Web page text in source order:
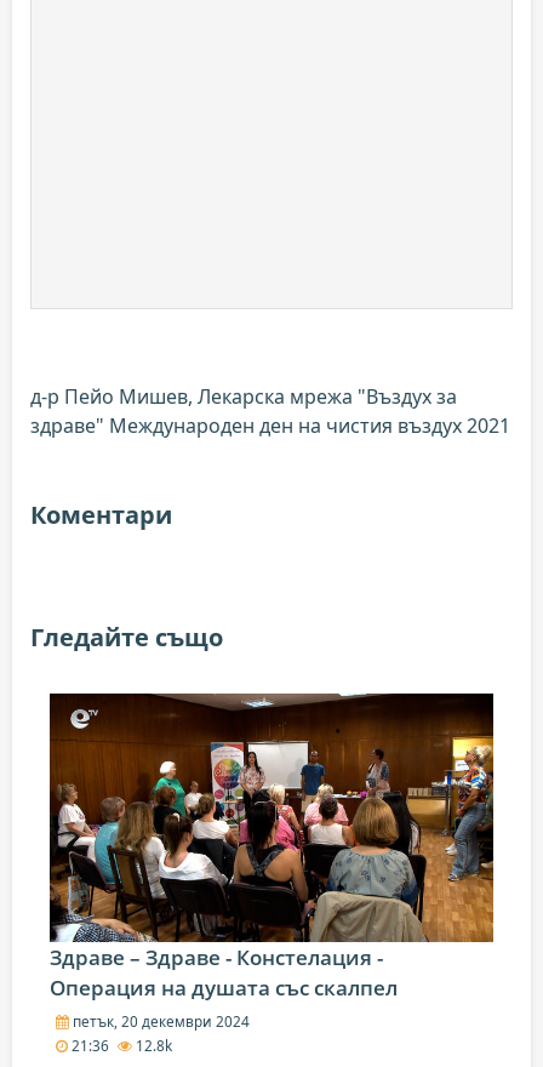
д-р Пейо Мишев, Лекарска мрежа "Въздух за
здраве" Международен ден на чистия въздух 2021
Коментари
Гледайте също
Здраве – Здраве - Констелация -
Операция на душата със скалпел
петък, 20 декември 2024
21:36
12.8k